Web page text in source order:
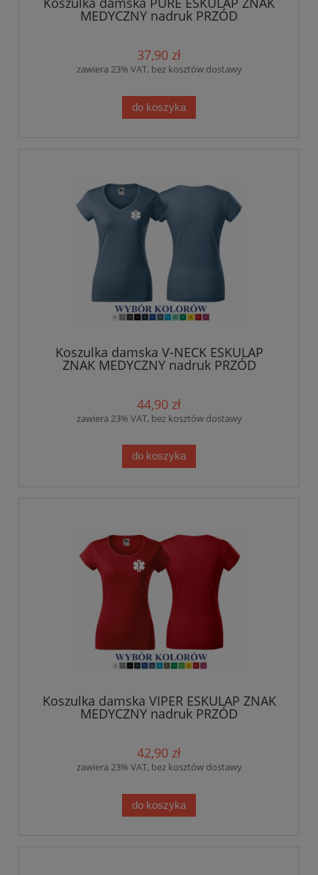
MEDYCZNY nadruk PRZÓD
37,90 zł
zawiera 23% VAT, bez kosztów dostawy
do koszyka
Koszulka damska V-NECK ESKULAP
ZNAK MEDYCZNY nadruk PRZÓD
44,90 zł
zawiera 23% VAT, bez kosztów dostawy
do koszyka
Koszulka damska VIPER ESKULAP ZNAK
MEDYCZNY nadruk PRZÓD
42,90 zł
zawiera 23% VAT, bez kosztów dostawy
do koszyka